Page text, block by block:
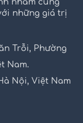
nhằm cung
những giá trị
Trỗi, Phường
Nam.
Nội, Việt Nam